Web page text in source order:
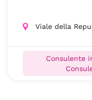
Viale della
Consulente